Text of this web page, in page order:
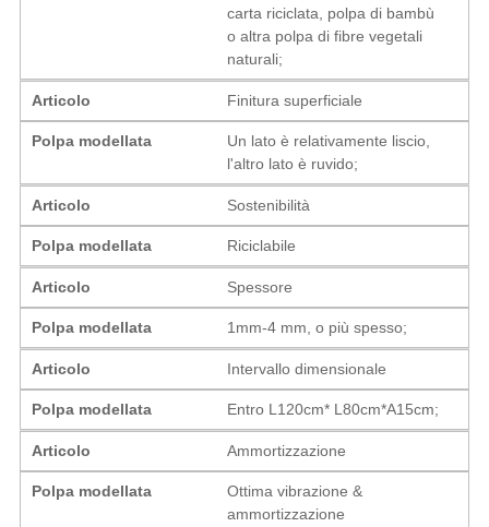
carta riciclata, polpa di bambù
o altra polpa di fibre vegetali
naturali;
Articolo Finitura superficiale
Polpa modellata
Un lato è relativamente liscio,
l'altro lato è ruvido;
Articolo Sostenibilità
Polpa modellata Riciclabile
Articolo Spessore
Polpa modellata 1mm-4 mm, o più spesso;
Articolo Intervallo dimensionale
Polpa modellata Entro L120cm* L80cm*A15cm;
Articolo Ammortizzazione
Polpa modellata
Ottima vibrazione &
ammortizzazione